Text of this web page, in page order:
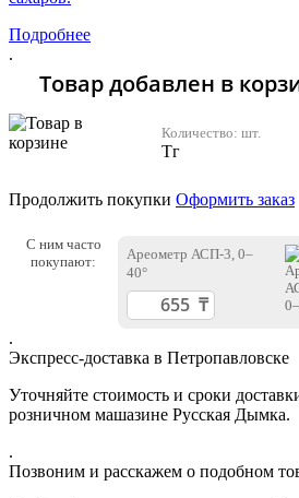
Подробнее
.
Товар добавлен в
Количество: шт.
Тг
Продолжить покупки Оформить заказ
С ним часто
покупают:
Ареометр АСП-3, 0–
40°
.
Экспресс-доставка в Петропавловске
Уточняйте стоимость и сроки
розничном машазине Русская Дымка.
.
Позвоним и расскажем о подобном